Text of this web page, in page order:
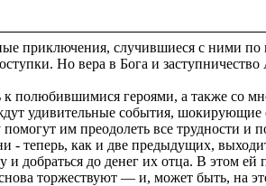
приключения, случившиеся с ними
Но вера в Бога и
к полюбившимися героями, а также
удивительные события, шокирующие
им преодолеть все трудности и
теперь, как и две предыдущих,
добраться до денег их отца. В этом
торжествуют — и, может быть, на